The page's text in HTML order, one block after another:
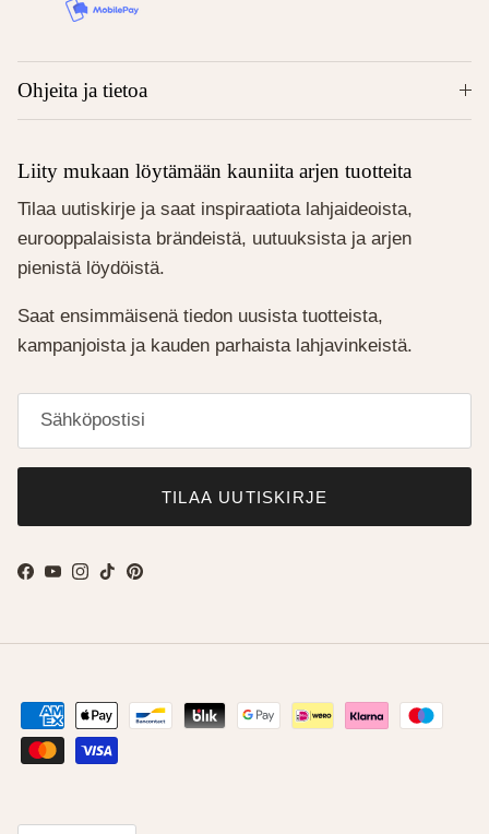
Ohjeita ja tietoa
Liity mukaan löytämään kauniita arjen tuotteita
Tilaa uutiskirje ja saat inspiraatiota lahjaideoista,
eurooppalaisista brändeistä, uutuuksista ja arjen
pienistä löydöistä.
Saat ensimmäisenä tiedon uusista tuotteista,
kampanjoista ja kauden parhaista lahjavinkeistä.
TILAA UUTISKIRJE
Facebook
YouTube
Instagram
TikTokPinterest